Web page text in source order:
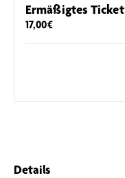
Details
Ermäßigtes Ticket
17,00€